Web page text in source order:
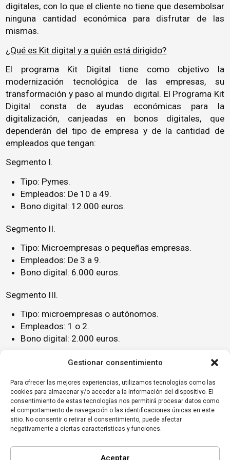
Gestionar consentimiento
Para ofrecer las mejores experiencias, utilizamos tecnologías como las
cookies para almacenar y/o acceder a la información del dispositivo. El
consentimiento de estas tecnologías nos permitirá procesar datos como
el comportamiento de navegación o las identificaciones únicas en este
sitio. No consentir o retirar el consentimiento, puede afectar
negativamente a ciertas características y funciones.
Aceptar
digitales, con lo que el cliente no tiene que desembolsar
ninguna cantidad económica para disfrutar de las
mismas.
¿Qué es Kit digital y a quién está dirigido?
El programa Kit Digital tiene como objetivo la
modernización tecnológica de las empresas, su
transformación y paso al mundo digital. El Programa Kit
Digital consta de ayudas económicas para la
digitalización, canjeadas en bonos digitales, que
dependerán del tipo de empresa y de la cantidad de
empleados que tengan:
Segmento I.
Tipo: Pymes.
Empleados: De 10 a 49.
Bono digital: 12.000 euros.
Segmento II.
Tipo: Microempresas o pequeñas empresas.
Empleados: De 3 a 9.
Bono digital: 6.000 euros.
Segmento III.
Tipo: microempresas o autónomos.
Empleados: 1 o 2.
Bono digital: 2.000 euros.
El bono digital se otorga solo una única vez a cada
elegir en un marketplace de agentes digitalizadores
como Nexora las soluciones digitales que quiere
implantar en su negocio.
Para más información:Laura ArtalDIRECTORA de MARKETING
https://nexora.es